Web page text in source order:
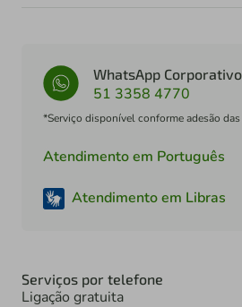
WhatsApp Corporativo
51 3358 4770
*Serviço disponível conforme adesão
Atendimento em Português
Atendimento em Libras
Serviços por telefone
Ligação gratuita